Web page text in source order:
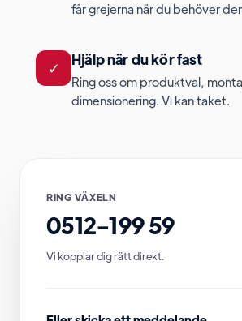
får grejerna när du behöver
✓ Hjälp när du kör fast
Ring oss om produktval,
dimensionering. Vi kan taket.
RING VÄXELN
0512-199 59
Vi kopplar dig rätt direkt.